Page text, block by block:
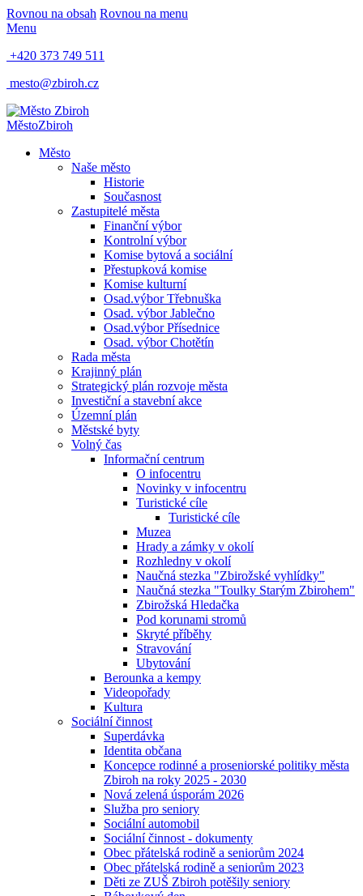
Rovnou na obsah Rovnou na menu
Menu
+420 373 749 511
mesto@zbiroh.cz
MěstoZbiroh
Město
Naše město
Historie
Současnost
Zastupitelé města
Finanční výbor
Kontrolní výbor
Komise bytová a sociální
Přestupková komise
Komise kulturní
Osad.výbor Třebnuška
Osad. výbor Jablečno
Osad.výbor Přísednice
Osad. výbor Chotětín
Rada města
Krajinný plán
Strategický plán rozvoje města
Investiční a stavební akce
Územní plán
Městské byty
Volný čas
Informační centrum
O infocentru
Novinky v infocentru
Turistické cíle
Turistické cíle
Muzea
Hrady a zámky v okolí
Rozhledny v okolí
Naučná stezka "Zbirožské vyhlídky"
Naučná stezka "Toulky Starým Zbirohem"
Zbirožská Hledačka
Pod korunami stromů
Skryté příběhy
Stravování
Ubytování
Berounka a kempy
Videopořady
Kultura
Sociální činnost
Superdávka
Identita občana
Koncepce rodinné a proseniorské politiky města
Zbiroh na roky 2025 - 2030
Nová zelená úsporám 2026
Služba pro seniory
Sociální automobil
Sociální činnost - dokumenty
Obec přátelská rodině a seniorům 2024
Obec přátelská rodině a seniorům 2023
Děti ze ZUŠ Zbiroh potěšily seniory